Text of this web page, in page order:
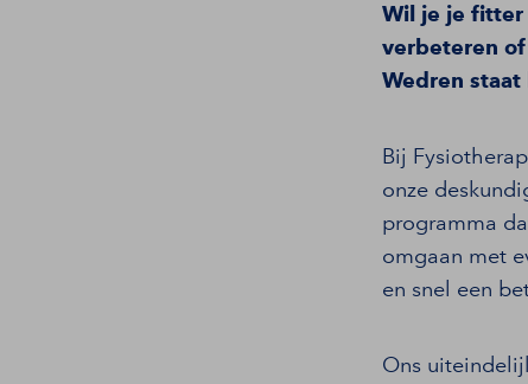
Wil je je fitter
verbeteren
Wedren
Bij
onze
programma
omgaan met
en snel een
Ons